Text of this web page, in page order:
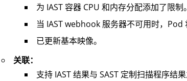
为 IAST 容器 CPU 和内存分配添加了限制。
当 IAST webhook 服务器不可用时，Pod
已更新基本映像。
关联：
支持 IAST 结果与 SAST 定制扫描程序结果